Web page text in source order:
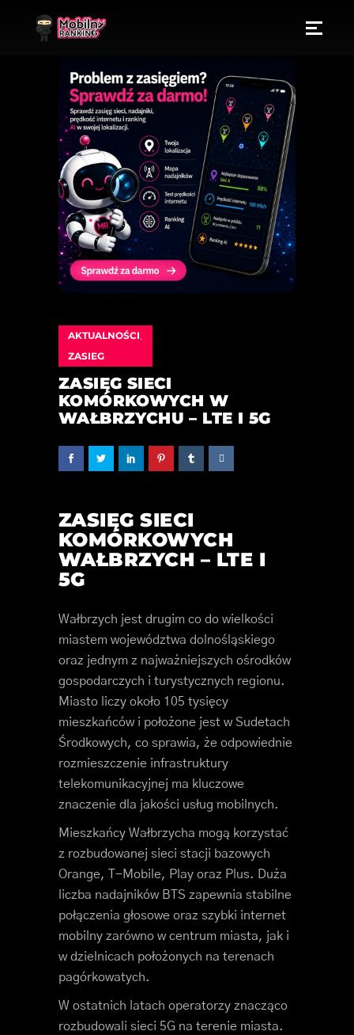
AKTUALNOŚCI
ZASIEG
ZASIĘG SIECI
KOMÓRKOWYCH W
WAŁBRZYCHU – LTE I 5G
ZASIĘG SIECI
KOMÓRKOWYCH
WAŁBRZYCH – LTE I
5G
Wałbrzych jest drugim co do wielkości
miastem województwa dolnośląskiego
oraz jednym z najważniejszych ośrodków
gospodarczych i turystycznych regionu.
Miasto liczy około 105 tysięcy
mieszkańców i położone jest w Sudetach
Środkowych, co sprawia, że odpowiednie
rozmieszczenie infrastruktury
telekomunikacyjnej ma kluczowe
znaczenie dla jakości usług mobilnych.
Mieszkańcy Wałbrzycha mogą korzystać
z rozbudowanej sieci stacji bazowych
Orange, T-Mobile, Play oraz Plus. Duża
liczba nadajników BTS zapewnia stabilne
połączenia głosowe oraz szybki internet
mobilny zarówno w centrum miasta, jak i
w dzielnicach położonych na terenach
pagórkowatych.
W ostatnich latach operatorzy znacząco
rozbudowali sieci 5G na terenie miasta.